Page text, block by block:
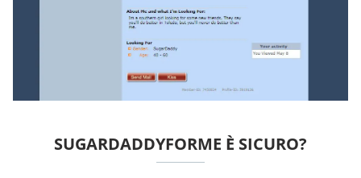
SUGARDADDYFORME È SICURO?